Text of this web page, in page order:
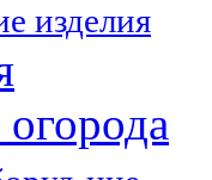
изделия